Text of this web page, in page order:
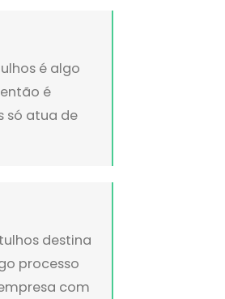
é algo
é
só atua de
destina
processo
com